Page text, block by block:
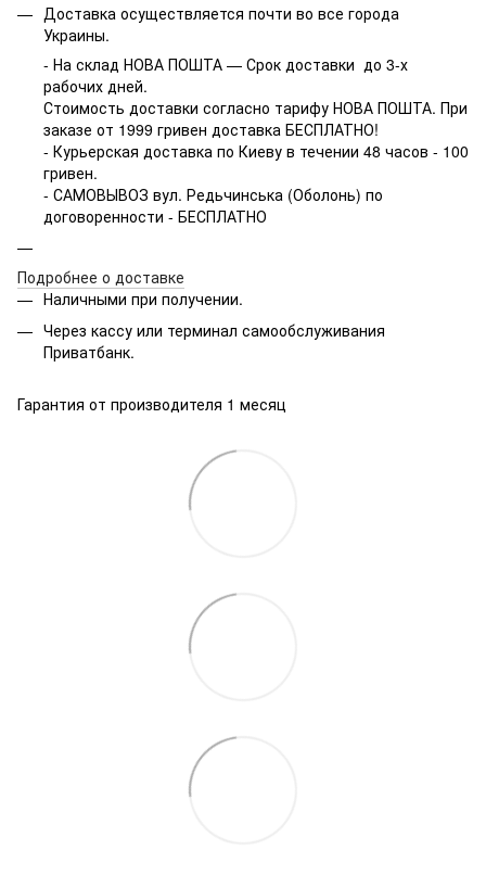
Доставка осуществляется почти во все города
Украины.
- На склад НОВА ПОШТА — Срок доставки до 3-х
рабочих дней.
Стоимость доставки согласно тарифу НОВА ПОШТА. При
заказе от 1999 гривен доставка БЕСПЛАТНО!
- Курьерская доставка по Киеву в течении 48 часов - 100
гривен.
- САМОВЫВОЗ вул. Редьчинська (Оболонь) по
договоренности - БЕСПЛАТНО
Подробнее о доставке
Наличными при получении.
Через кассу или терминал самообслуживания
Приватбанк.
Гарантия от производителя 1 месяц